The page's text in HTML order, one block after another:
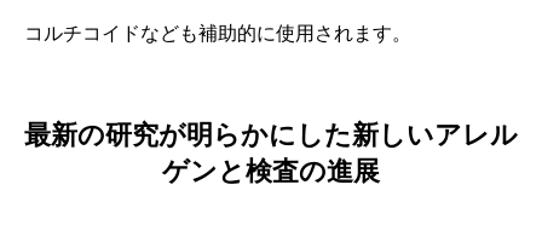
コルチコイドなども補助的に使用されます。
最新の研究が明らかにした新しいアレル
ゲンと検査の進展